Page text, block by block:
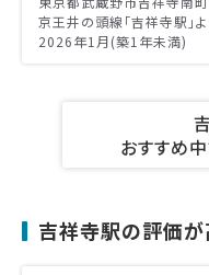
京王井の頭線「吉祥寺駅」
2026年1月(築1年未満)
おすすめ
吉祥寺駅の評価が